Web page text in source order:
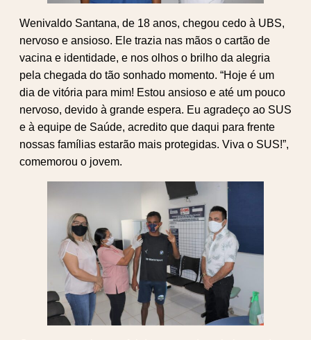
Wenivaldo Santana, de 18 anos, chegou cedo à UBS,
nervoso e ansioso. Ele trazia nas mãos o cartão de
vacina e identidade, e nos olhos o brilho da alegria
pela chegada do tão sonhado momento. “Hoje é um
dia de vitória para mim! Estou ansioso e até um pouco
nervoso, devido à grande espera. Eu agradeço ao SUS
e à equipe de Saúde, acredito que daqui para frente
nossas famílias estarão mais protegidas. Viva o SUS!”,
comemorou o jovem.